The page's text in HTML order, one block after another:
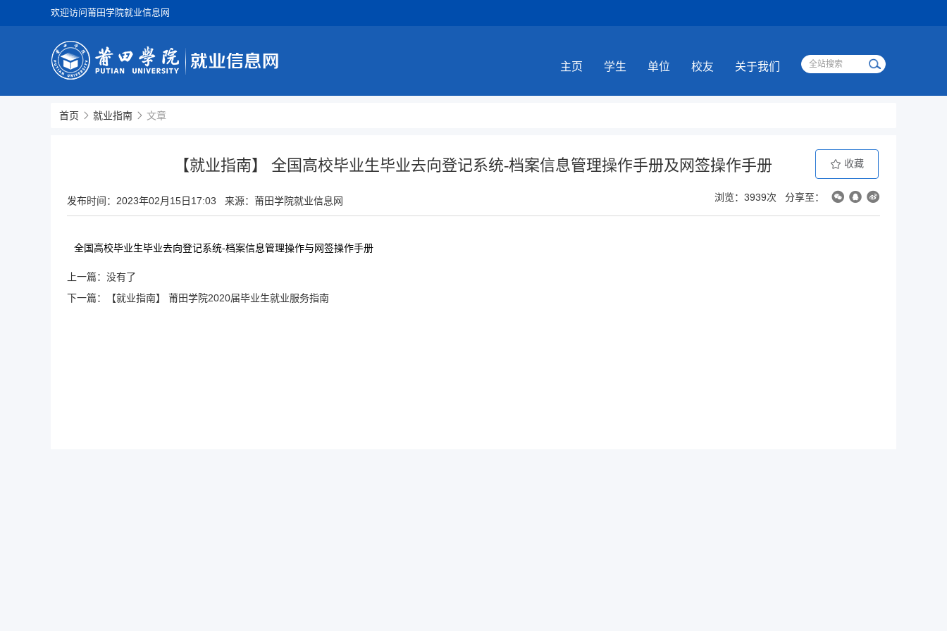
欢迎访问莆田学院就业信息网
主页 学生 单位 校友 关于我们
首页 就业指南 文章
【就业指南】 全国高校毕业生毕业去向登记系统-档案信息管理操作手册及网签操作手册 收藏
浏览：3939次 分享至：
发布时间： 2023年02月15日17:03 来源：莆田学院就业信息网
全国高校毕业生毕业去向登记系统-档案信息管理操作与网签操作手册
上一篇：没有了
下一篇：
【就业指南】 莆田学院2020届毕业生就业服务指南